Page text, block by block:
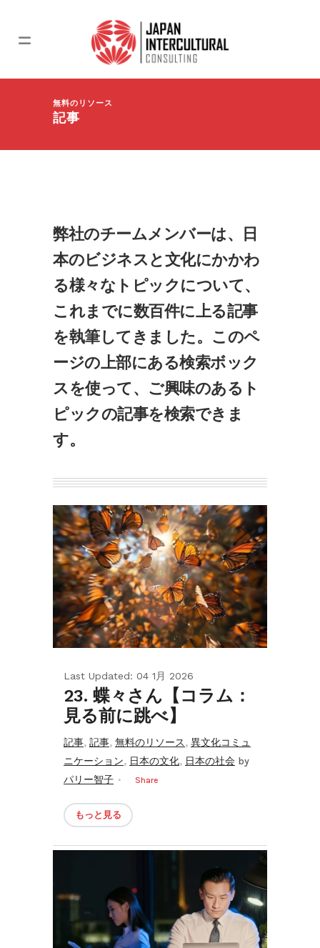
無料のリソース
記事
弊社のチームメンバーは、日
本のビジネスと文化にかかわ
る様々なトピックについて、
これまでに数百件に上る記事
を執筆してきました。このペ
ージの上部にある検索ボック
スを使って、ご興味のあるト
ピックの記事を検索できま
す。
Last Updated: 04 1月 2026
23. 蝶々さん【コラム：
見る前に跳べ】
記事, 記事, 無料のリソース, 異文化コミュ
ニケーション, 日本の文化, 日本の社会 by
パリー智子
Share
もっと見る